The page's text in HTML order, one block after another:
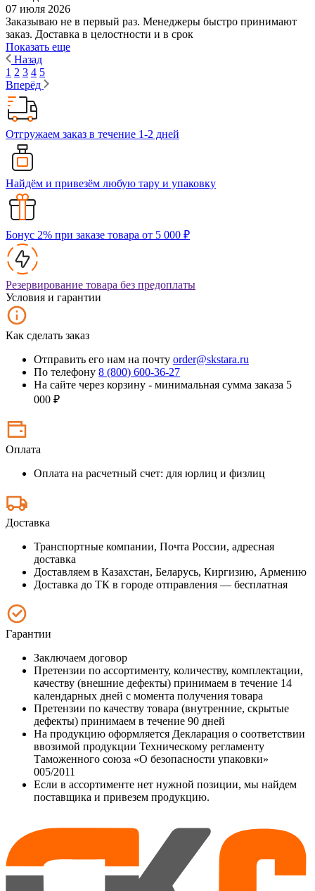
07 июля 2026
Заказываю не в первый раз. Менеджеры быстро принимают
заказ. Доставка в целостности и в срок
Показать еще
Назад
1 2 3 4 5
Вперёд
Отгружаем заказ в течение 1-2 дней
Найдём и привезём любую тару и упаковку
Бонус 2% при заказе товара от 5 000 ₽
Резервирование товара без предоплаты
Условия и гарантии
Как сделать заказ
Отправить его нам на почту order@skstara.ru
По телефону 8 (800) 600-36-27
На сайте через корзину - минимальная сумма заказа 5
000 ₽
Оплата
Оплата на расчетный счет: для юрлиц и физлиц
Доставка
Транспортные компании, Почта России, адресная
доставка
Доставляем в Казахстан, Беларусь, Киргизию, Армению
Доставка до ТК в городе отправления — бесплатная
Гарантии
Заключаем договор
Претензии по ассортименту, количеству, комплектации,
качеству (внешние дефекты) принимаем в течение 14
календарных дней с момента получения товара
Претензии по качеству товара (внутренние, скрытые
дефекты) принимаем в течение 90 дней
На продукцию оформляется Декларация о соответствии
ввозимой продукции Техническому регламенту
Таможенного союза «О безопасности упаковки»
005/2011
Если в ассортименте нет нужной позиции, мы найдем
поставщика и привезем продукцию.